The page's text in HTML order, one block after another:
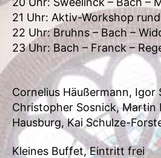
21 Uhr: Aktiv-Workshop
22 Uhr: Bruhns – Bach –
23 Uhr: Bach – Franck –
Cornelius Häußermann, Igor
Christopher Sosnick, Martin
Hausburg, Kai Schulze-
Kleines Buffet, Eintritt frei